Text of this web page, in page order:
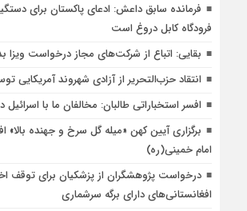
فرمانده سابق داعش: ادعای پاکستان برای
فرودگاه کابل دروغ است
بقایی: اتباع از شرکت‌های مجاز درخواست ویزا
انتقاد حزب‌التحریر از آزادی شهروند آمریکایی
افسر استخباراتی طالبان: مخالفان ما با اسرائیل
برگزاری آیین کهن «میله گل سرخ و جهنده بالا»
امام خمینی(ره)
درخواست پژوهشگران از پزشکیان برای توقف
افغانستانی‌های دارای برگه سرشماری